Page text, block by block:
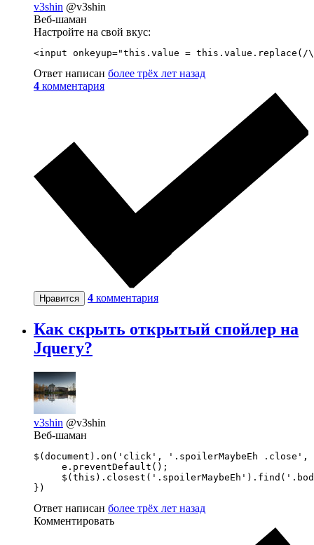
v3shin @v3shin
Веб-шаман
Настройте на свой вкус:
<input onkeyup="this.value =
Ответ написан более трёх лет назад
4 комментария
Нравится 4 комментария
Как скрыть открытый спойлер на
Jquery?
v3shin @v3shin
Веб-шаман
$(document).on('click', '.spoilerMaybeEh
     e.preventDefault();
})
Ответ написан более трёх лет назад
Комментировать